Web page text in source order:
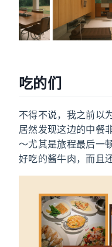
吃的们
不得不说，我之前以
居然发现这边的中餐
～尤其是旅程最后一
好吃的酱牛肉，而且